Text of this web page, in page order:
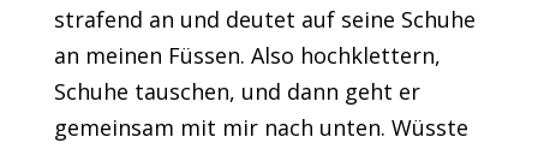
strafend an und deutet auf seine Schuhe
an meinen Füssen. Also hochklettern,
Schuhe tauschen, und dann geht er
gemeinsam mit mir nach unten. Wüsste